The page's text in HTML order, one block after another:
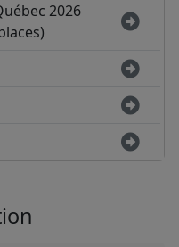
2026